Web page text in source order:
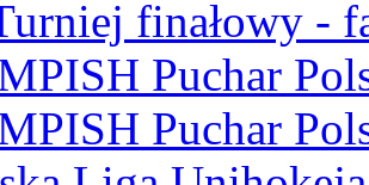
finałowy -
Puchar
Puchar